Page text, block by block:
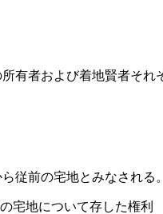
有者および着地賢者それ
従前の宅地とみなされる。
宅地について存した権利